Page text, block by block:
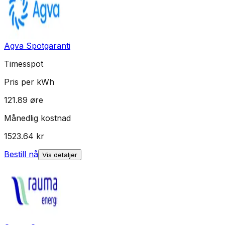
Agva Spotgaranti
Timesspot
Pris per kWh
121.89 øre
Månedlig kostnad
1523.64 kr
Bestill nå Vis detaljer